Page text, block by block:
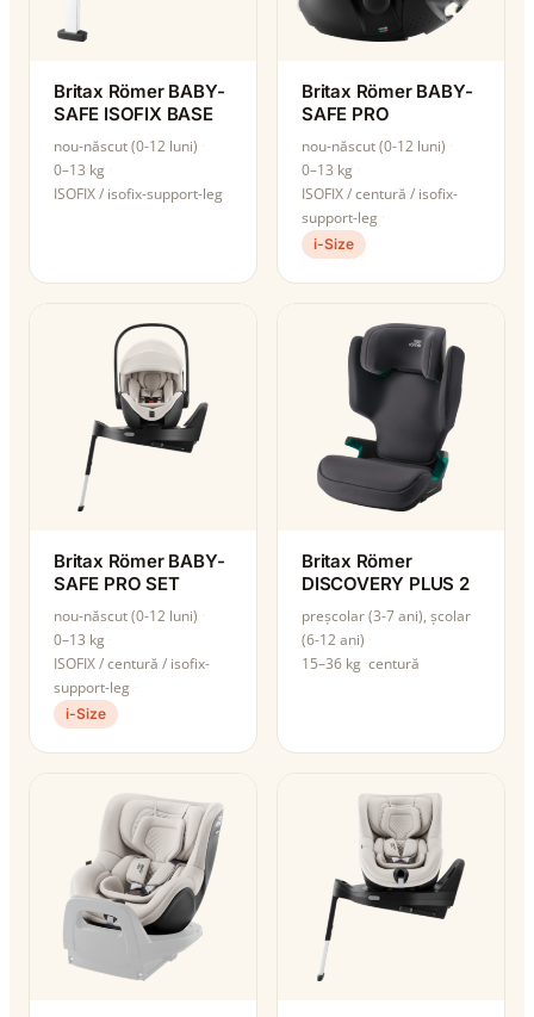
Britax Römer BABY-
SAFE ISOFIX BASE
nou-născut (0-12 luni)
0–13 kg
ISOFIX / isofix-support-leg
Britax Römer BABY-
SAFE PRO
nou-născut (0-12 luni)
0–13 kg
ISOFIX / centură / isofix-
support-leg
i-Size
Britax Römer BABY-
SAFE PRO SET
nou-născut (0-12 luni)
0–13 kg
ISOFIX / centură / isofix-
support-leg
i-Size
Britax Römer
DISCOVERY PLUS 2
preșcolar (3-7 ani), școlar
(6-12 ani)
15–36 kg centură